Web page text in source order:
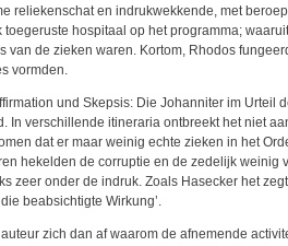
reliekenschat en indrukwekkende, met
hospitaal op het programma;
van de zieken waren. Kortom, Rhodos
vormden.
und Skepsis: Die Johanniter im Urteil
In verschillende itineraria ontbreekt het niet
dat er maar weinig echte zieken in het
hekelden de corruptie en de zedelijk
zeer onder de indruk. Zoals Hasecker het
beabsichtigte Wirkung’.
zich dan af waarom de afnemende